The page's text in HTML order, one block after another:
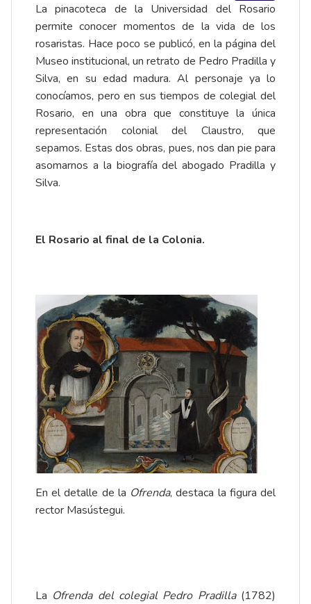
La pinacoteca de la Universidad del Rosario
permite conocer momentos de la vida de los
rosaristas. Hace poco se publicó, en la página del
Museo institucional, un retrato de Pedro Pradilla y
Silva, en su edad madura. Al personaje ya lo
conocíamos, pero en sus tiempos de colegial del
Rosario, en una obra que constituye la única
representación colonial del Claustro, que
sepamos. Estas dos obras, pues, nos dan pie para
asomarnos a la biografía del abogado Pradilla y
Silva.
El Rosario al final de la Colonia.
En el detalle de la Ofrenda, destaca la figura del
rector Masústegui.
La Ofrenda del colegial Pedro Pradilla(1782)